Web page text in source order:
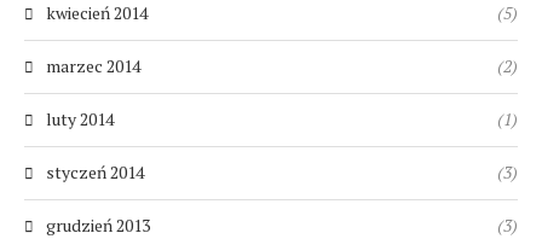
kwiecień 2014 (5)
marzec 2014 (2)
luty 2014 (1)
styczeń 2014 (3)
grudzień 2013 (3)